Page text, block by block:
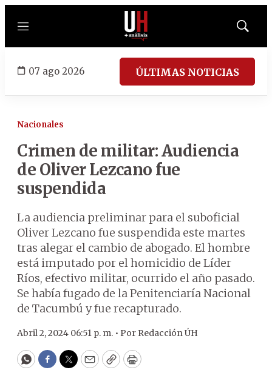
Menú
Mostrar
07 ago 2026 ÚLTIMAS NOTICIAS
Nacionales
Crimen de militar: Audiencia
de Oliver Lezcano fue
suspendida
La audiencia preliminar para el suboficial
Oliver Lezcano fue suspendida este martes
tras alegar el cambio de abogado. El hombre
está imputado por el homicidio de Líder
Ríos, efectivo militar, ocurrido el año pasado.
Se había fugado de la Penitenciaría Nacional
de Tacumbú y fue recapturado.
Abril 2, 2024 06:51 p. m. • Por Redacción ÚH
WhatsApp
Facebook
Twitter
EmailCopyPrint